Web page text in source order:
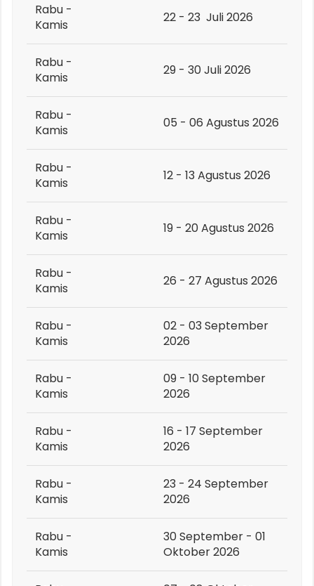
Rabu -
Kamis
22 - 23 Juli 2026
Rabu -
Kamis
29 - 30 Juli 2026
Rabu -
Kamis
05 - 06 Agustus 2026
Rabu -
Kamis
12 - 13 Agustus 2026
Rabu -
Kamis
19 - 20 Agustus 2026
Rabu -
Kamis
26 - 27 Agustus 2026
Rabu -
Kamis
02 - 03 September
2026
Rabu -
Kamis
09 - 10 September
2026
Rabu -
Kamis
16 - 17 September
2026
Rabu -
Kamis
23 - 24 September
2026
Rabu -
Kamis
30 September - 01
Oktober 2026